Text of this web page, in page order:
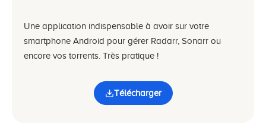
Une application indispensable à avoir sur votre
smartphone Android pour gérer Radarr, Sonarr ou
encore vos torrents. Très pratique !
Télécharger